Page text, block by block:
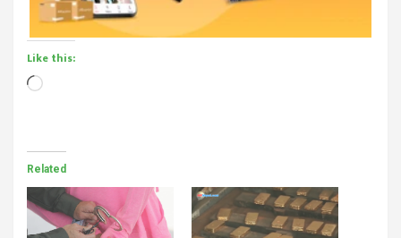
Like this:
Loading…
Related